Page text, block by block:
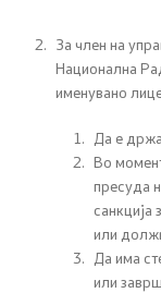
Сервисни
Антикорупција
Организација
Регулатива
Отворени
За член на
Национална
именувано
Да е
Во
пресуда
санкција
или
Да има
или